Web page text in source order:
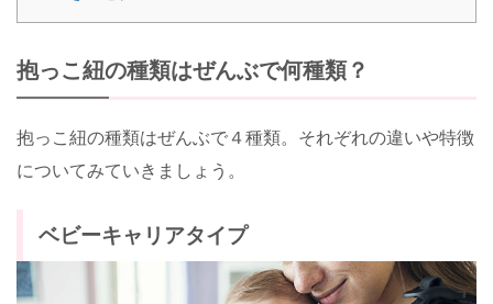
抱っこ紐の種類はぜんぶで何種類？
抱っこ紐の種類はぜんぶで４種類。それぞれの違いや特徴
についてみていきましょう。
ベビーキャリアタイプ